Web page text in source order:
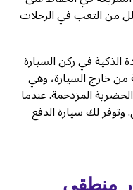
من التعب في الرحلات
الذكية في ركن السيارة
خارج السيارة، وهي
المزدحمة. عندما
وتوفر لك سيارة الدفع
منطقي